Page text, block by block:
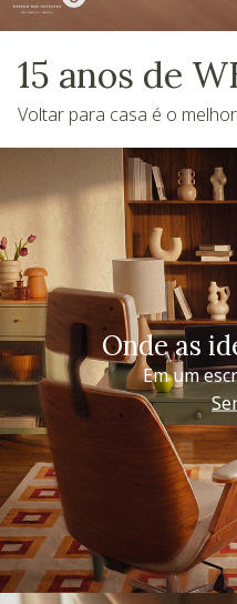
15 anos de
Voltar para casa é o
Onde as
Em um